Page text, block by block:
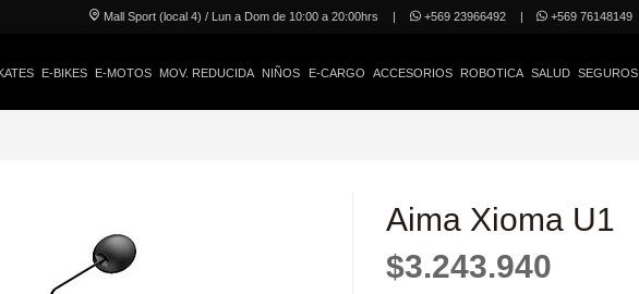
Mall Sport (local 4) / Lun a Dom de 10:00 a 20:00hrs | +569 23966492 | +569 76148149
E-BIKES E-MOTOS MOV. REDUCIDA NIÑOS E-CARGO ACCESORIOS ROBOTICA SALUD SEGUROS
Aima Xioma U1
$3.243.940